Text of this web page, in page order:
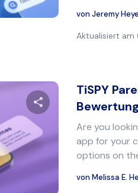
Twitter
vonJeremy
Aktualisiert am
Diesen Artikel
Facebook Link
TiSPY
Bewertung
Are you
app for your
options on
vonMelissa E.